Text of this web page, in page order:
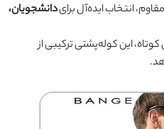
انتخاب ایده‌آل برایدانشجویان،
این کوله‌پشتی ترکیبی از